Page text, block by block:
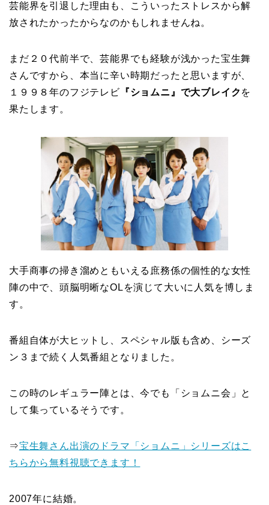
芸能界を引退した理由も、こういったストレスから解
放されたかったからなのかもしれませんね。
まだ２０代前半で、芸能界でも経験が浅かった宝生舞
さんですから、本当に辛い時期だったと思いますが、
１９９８年のフジテレビ 『ショムニ』で大ブレイク を
果たします。
大手商事の掃き溜めともいえる庶務係の個性的な女性
陣の中で、頭脳明晰なOLを演じて大いに人気を博しま
す。
番組自体が大ヒットし、スペシャル版も含め、シーズ
ン３まで続く人気番組となりました。
この時のレギュラー陣とは、今でも「ショムニ会」と
して集っているそうです。
⇒宝生舞さん出演のドラマ「ショムニ」シリーズはこ
ちらから無料視聴できます！
2007年に結婚。